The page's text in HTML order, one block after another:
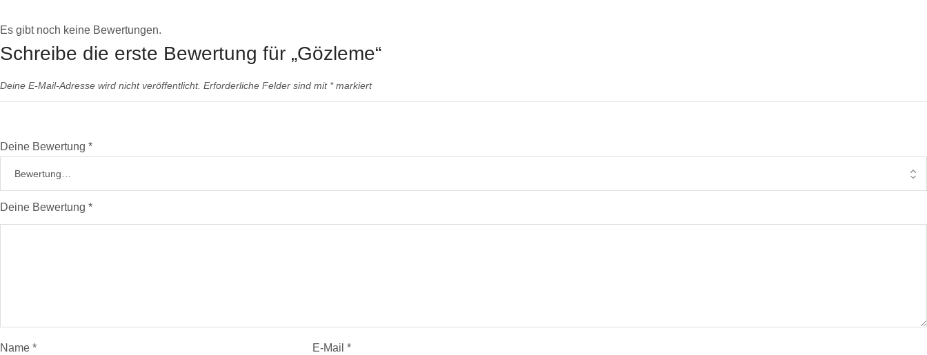
Es gibt noch keine Bewertungen.
Schreibe die erste Bewertung für „Gözleme“
Deine E-Mail-Adresse wird nicht veröffentlicht. Erforderliche Felder sind mit *markiert
Deine Bewertung *
Deine Bewertung *
Name * E-Mail *